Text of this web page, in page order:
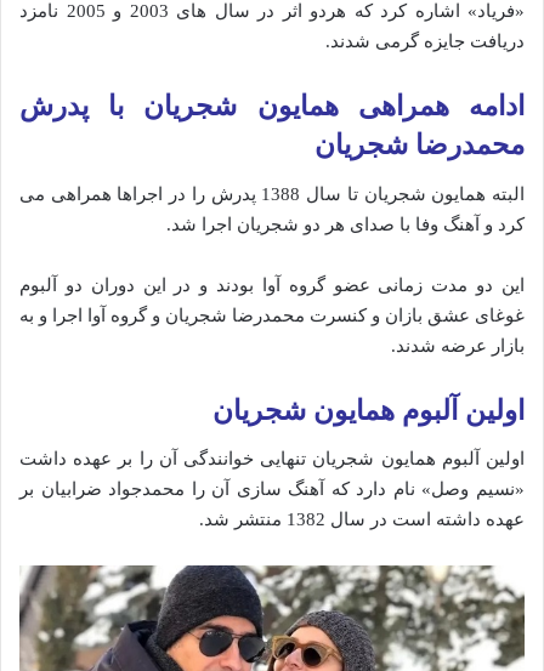
«فریاد» اشاره کرد که هردو اثر در سال های 2003 و 2005 نامزد
دریافت جایزه گرمی شدند.
ادامه همراهی همایون شجریان با پدرش
محمدرضا شجریان
البته همایون شجریان تا سال 1388 پدرش را در اجراها همراهی می
کرد و آهنگ وفا با صدای هر دو شجریان اجرا شد.
این دو مدت زمانی عضو گروه آوا بودند و در این دوران دو آلبوم
غوغای عشق بازان و کنسرت محمدرضا شجریان و گروه آوا اجرا و به
بازار عرضه شدند.
اولین آلبوم همایون شجریان
اولین آلبوم همایون شجریان تنهایی خوانندگی آن را بر عهده داشت
«نسیم وصل» نام دارد که آهنگ سازی آن را محمدجواد ضرابیان بر
عهده داشته است در سال 1382 منتشر شد.